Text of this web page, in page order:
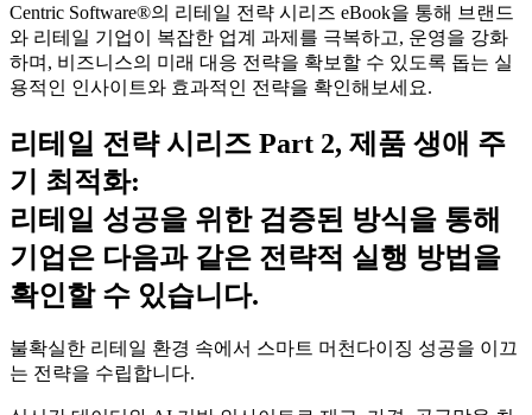
Centric Software®의 리테일 전략 시리즈 eBook을 통해 브랜드
와 리테일 기업이 복잡한 업계 과제를 극복하고, 운영을 강화
하며, 비즈니스의 미래 대응 전략을 확보할 수 있도록 돕는 실
용적인 인사이트와 효과적인 전략을 확인해보세요.
리테일 전략 시리즈 Part 2, 제품 생애 주
기 최적화:
리테일 성공을 위한 검증된 방식을 통해
기업은 다음과 같은 전략적 실행 방법을
확인할 수 있습니다.
불확실한 리테일 환경 속에서 스마트 머천다이징 성공을 이끄
는 전략을 수립합니다.